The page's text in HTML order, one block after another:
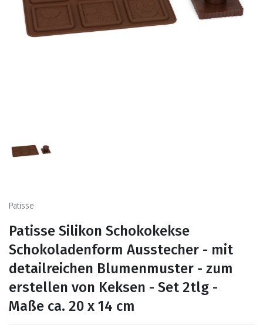
Patisse
Patisse Silikon Schokokekse
Schokoladenform Ausstecher - mit
detailreichen Blumenmuster - zum
erstellen von Keksen - Set 2tlg -
Maße ca. 20 x 14 cm